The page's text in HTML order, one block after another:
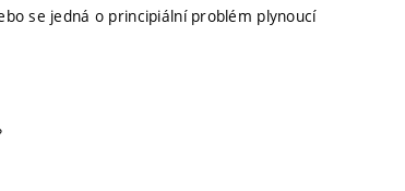
se jedná o principiální problém plynoucí